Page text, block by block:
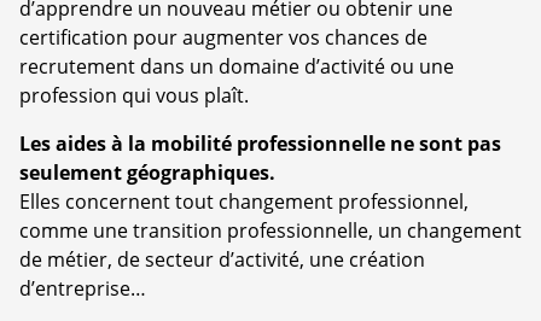
d’apprendre un nouveau métier ou obtenir une
certification pour augmenter vos chances de
recrutement dans un domaine d’activité ou une
profession qui vous plaît.
Les aides à la mobilité professionnelle ne sont pas
seulement géographiques.
Elles concernent tout changement professionnel,
comme une transition professionnelle, un changement
de métier, de secteur d’activité, une création
d’entreprise…